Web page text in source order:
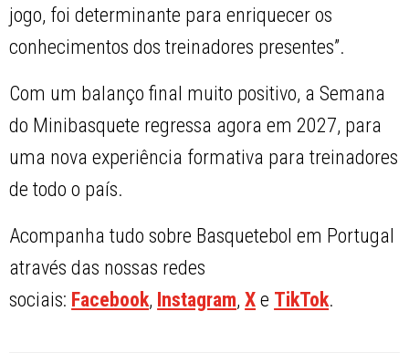
jogo, foi determinante para enriquecer os
conhecimentos dos treinadores presentes”.
Com um balanço final muito positivo, a Semana
do Minibasquete regressa agora em 2027, para
uma nova experiência formativa para treinadores
de todo o país.
Acompanha tudo sobre Basquetebol em Portugal
através das nossas redes
sociais: Facebook, Instagram,X e TikTok.